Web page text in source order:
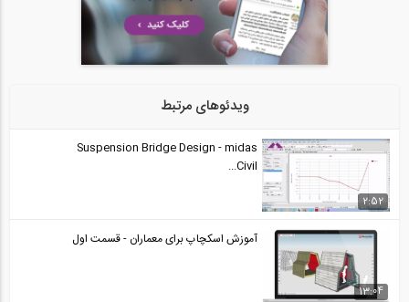
1:27:08
26
02:16
ویدئوهای مرتبط
2:52
Suspension Bridge Design - midas
Civil...
13:04
آموزش اسکچاپ برای معماران - قسمت اول